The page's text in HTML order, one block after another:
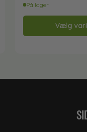
På lager
Vælg